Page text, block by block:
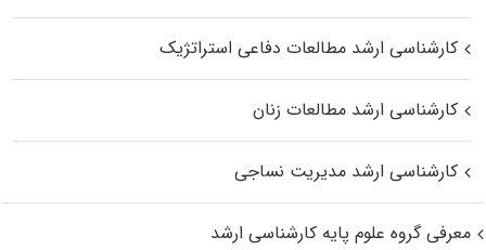
کارشناسی ارشد مطالعات دفاعی استراتژیک
کارشناسی ارشد مطالعات زنان
کارشناسی ارشد مدیریت نساجی
معرفی گروه علوم پایه کارشناسی ارشد